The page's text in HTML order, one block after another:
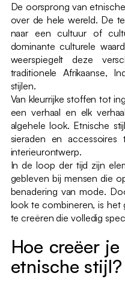
De oorsprong van
over de hele wereld. De
naar een cultuur of
dominante culturele
weerspiegelt deze
traditionele Afrikaanse,
stijlen.
Van kleurrijke stoffen tot
een verhaal en elk
algehele look. Etnische
sieraden en
interieurontwerp.
In de loop der tijd zijn
gebleven bij mensen die
benadering van mode.
look te combineren, is het
te creëren die volledig
Hoe creëer
etnische stijl?